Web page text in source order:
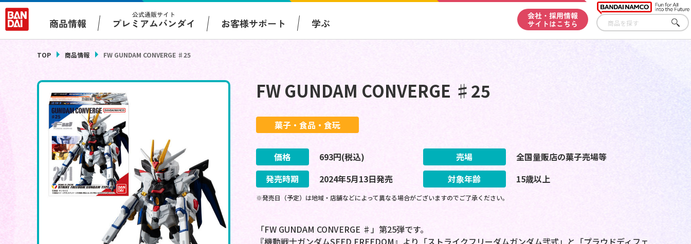
商品情報
公式通販サイト
プレミアムバンダイ お客様サポート 学ぶ
会社・採用情報
サイトはこちら
さが
す
TOP 商品情報 FW GUNDAM CONVERGE ♯25
FW GUNDAM CONVERGE ♯25
菓子・食品・食玩
価格 693円(税込) 売場
全国量販店の菓子売場等
発売時期
2024年5月13日発売 対象年齢 15歳以上
※発売日（予定）は地域・店舗などによって異なる場合がございますのでご了承ください。
「FW GUNDAM CONVERGE ♯」第25弾です。
『機動戦士ガンダムSEED FREEDOM』より「ストライクフリーダムガンダム弐式」と「プラウドディフェ